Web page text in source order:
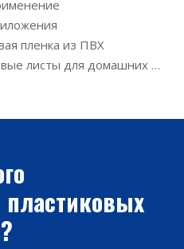
пленка из ПВХ
Как изготовлены пластиковые листы для домашних животных